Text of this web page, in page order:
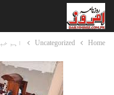
Home
Uncategorized اہم